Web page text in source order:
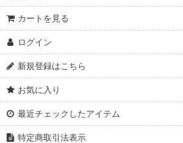
カートを見る
ログイン
新規登録はこちら
お気に入り
最近チェックしたアイテム
特定商取引法表示